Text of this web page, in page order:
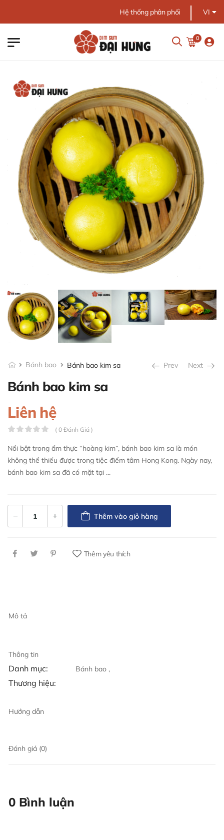
Chào mừng bạn
Hệ thống phân phối VI
0
Bánh bao Bánh bao kim sa Prev Next
Bánh bao kim sa
Liên hệ
( 0 Đánh Giá )
Nổi bật trong ẩm thực “hoàng kim”, bánh bao kim sa là món
không thể thiếu được trong tiệc điểm tâm Hong Kong. Ngày nay,
bánh bao kim sa đã có mặt tại ...
Thêm vào giỏ hàng
Thêm yêu thích
Mô tả
Thông tin
Danh mục: Bánh bao ,
Thương hiệu:
Hướng dẫn
Đánh giá (0)
0 Bình luận